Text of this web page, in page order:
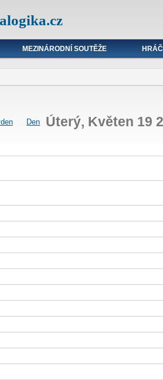
MEZINÁRODNÍ SOUTĚŽE
Den Úterý, Květen 19